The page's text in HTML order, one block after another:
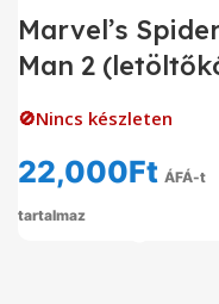
Marvel’s
Man 2
🚫Nincs készleten
22,000Ft ÁFÁ-t
tartalmaz